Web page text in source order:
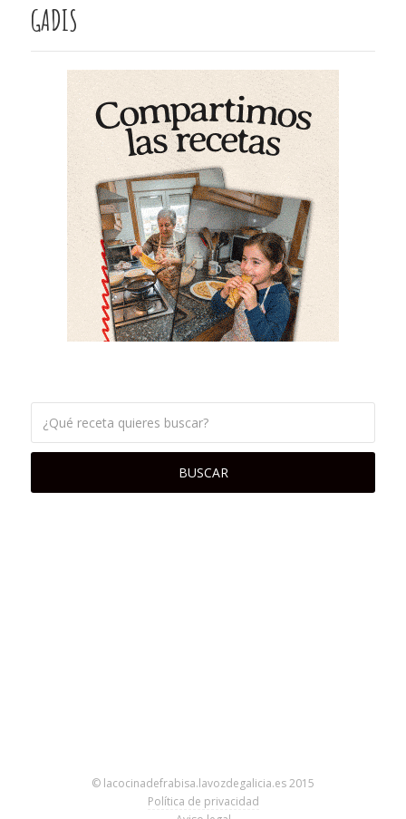
GADIS
© lacocinadefrabisa.lavozdegalicia.es 2015
Política de privacidad